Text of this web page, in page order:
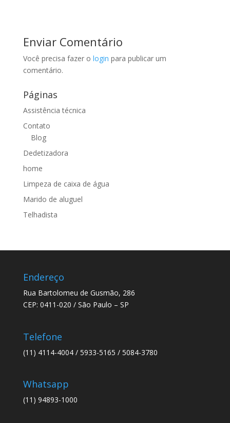
Enviar Comentário
Você precisa fazer o login para publicar um
comentário.
Páginas
Assistência técnica
Contato
Blog
Dedetizadora
home
Limpeza de caixa de água
Marido de aluguel
Telhadista
Endereço
Rua Bartolomeu de Gusmão, 286
CEP: 0411-020 / São Paulo – SP
Telefone
(11) 4114-4004 / 5933-5165 / 5084-3780
Whatsapp
(11) 94893-1000